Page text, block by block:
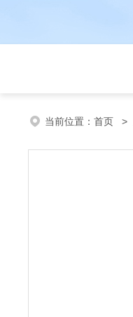
当前位置： 首页 >